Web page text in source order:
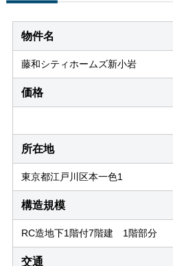
物件名
藤和シティホームズ新小岩
価格
所在地
東京都江戸川区本一色1
構造規模
RC造地下1階付7階建 1階部分
交通